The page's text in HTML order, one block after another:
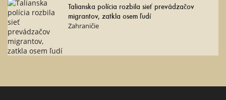
Talianska polícia rozbila sieť prevádzačov
migrantov, zatkla osem ľudí
Zahraničie